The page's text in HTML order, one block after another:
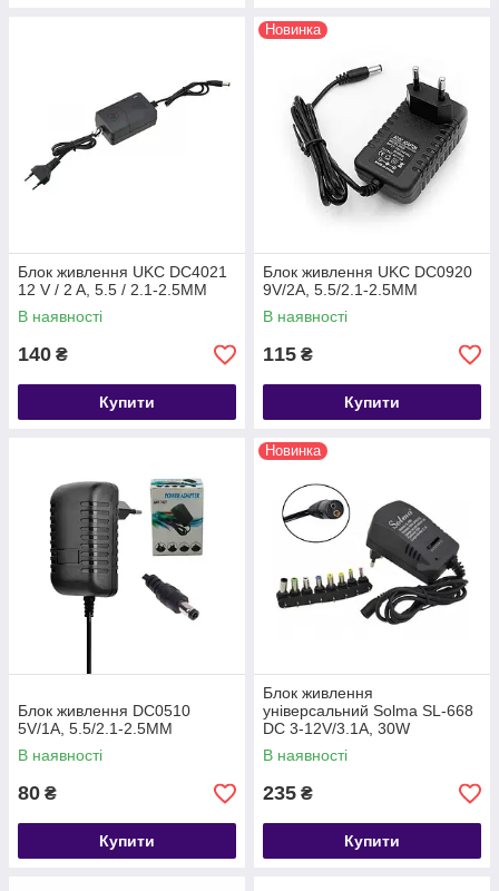
Блок живлення UKC DC4021
12 V / 2 A, 5.5 / 2.1-2.5MM
В наявності
140 ₴
Купити
Новинка
Блок живлення UKC DC0920
9V/2A, 5.5/2.1-2.5MM
В наявності
115 ₴
Купити
Блок живлення DC0510
5V/1A, 5.5/2.1-2.5MM
В наявності
80 ₴
Купити
Новинка
Блок живлення
універсальний Solma SL-668
DC 3-12V/3.1A, 30W
В наявності
235 ₴
Купити